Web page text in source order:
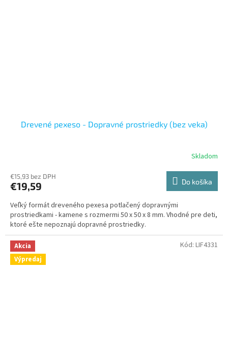
Drevené pexeso - Dopravné prostriedky (bez veka)
Skladom
€15,93 bez DPH
€19,59 Do košíka
Veľký formát dreveného pexesa potlačený dopravnými
prostriedkami - kamene s rozmermi 50 x 50 x 8 mm. Vhodné pre deti,
ktoré ešte nepoznajú dopravné prostriedky.
Akcia
Výpredaj
Kód: LIF4331